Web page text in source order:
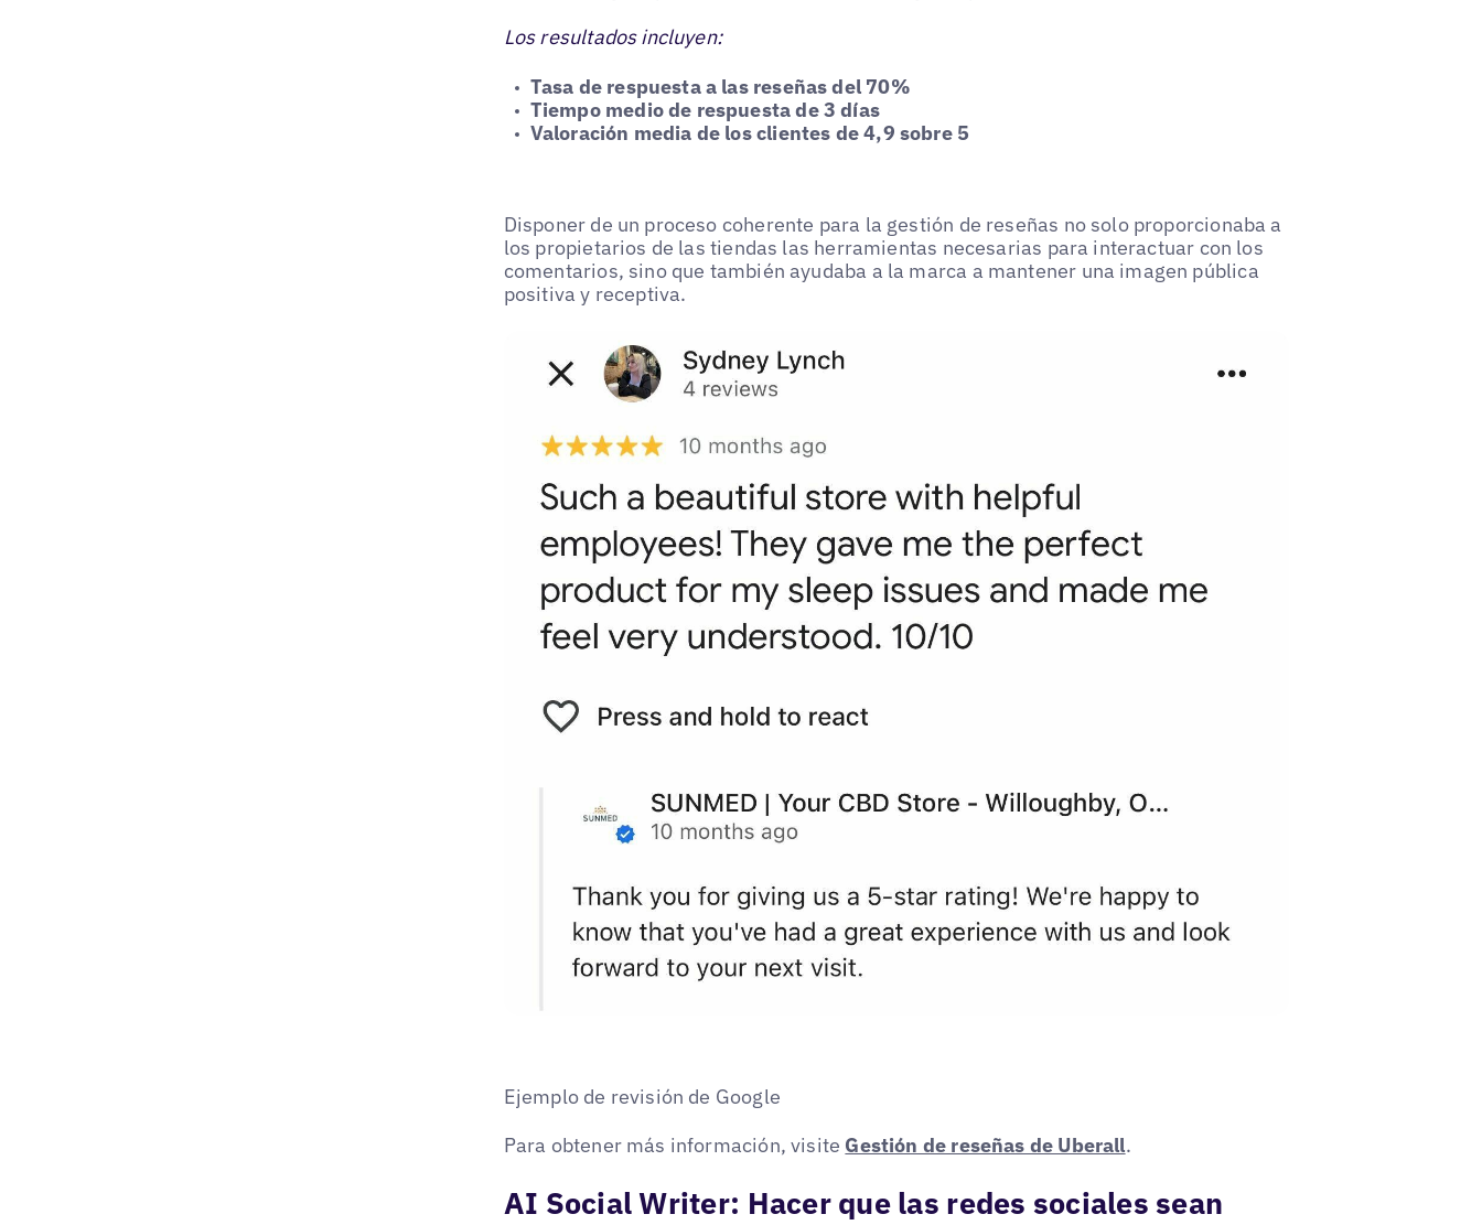
Los resultados incluyen:
Tasa de respuesta a las reseñas del 70%
Tiempo medio de respuesta de 3 días
Valoración media de los clientes de 4,9 sobre 5
Disponer de un proceso coherente para la gestión de reseñas no solo proporcionaba a
los propietarios de las tiendas las herramientas necesarias para interactuar con los
comentarios, sino que también ayudaba a la marca a mantener una imagen pública
positiva y receptiva.
Ejemplo de revisión de Google
Para obtener más información, visite Gestión de reseñas de Uberall.
AI Social Writer: Hacer que las redes sociales sean